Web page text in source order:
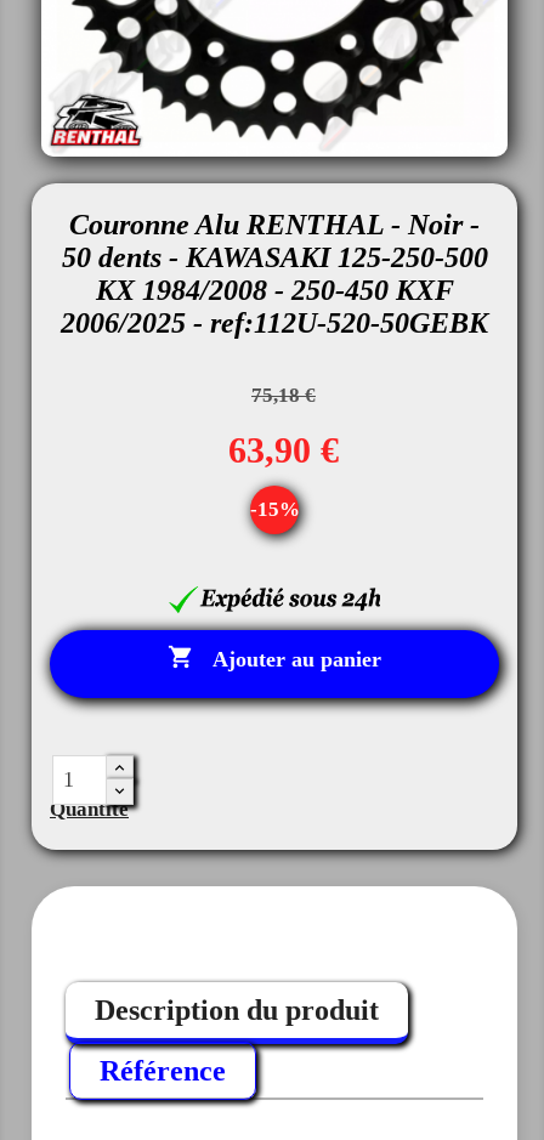
Couronne Alu RENTHAL - Noir -
50 dents - KAWASAKI 125-250-500
KX 1984/2008 - 250-450 KXF
2006/2025 - ref:112U-520-50GEBK
75,18 €
63,90 €
-15%
 Ajouter au panier
Quantité
Description du produit
Référence